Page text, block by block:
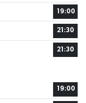
19:00
21:30
21:30
19:00